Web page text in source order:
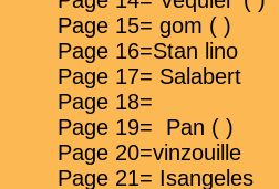
Page 15= gom ( )
Page 16=Stan lino
Page 17= Salabert
Page 18=
Page 19= Pan ( )
Page 20=vinzouille
Page 21= Isangeles